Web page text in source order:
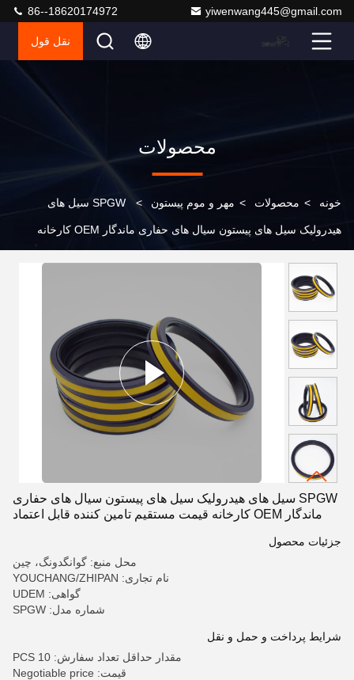
yiwenwang445@gmail.com
86--18620174972
نقل قول
محصولات
خونه > محصولات > مهر و موم پیستون > SPGW سیل های
هیدرولیک سیل های پیستون سیال های حفاری ماندگار OEM کارخانه
SPGW سیل های هیدرولیک سیل های پیستون سیال های حفاری
ماندگار OEM کارخانه قیمت مستقیم تامین کننده قابل اعتماد
جزئیات محصول
محل منبع: گوانگدونگ، چین
نام تجاری: YOUCHANG/ZHIPAN
گواهی: UDEM
شماره مدل: SPGW
شرایط پرداخت و حمل و نقل
مقدار حداقل تعداد سفارش: 10 PCS
قیمت: Negotiable price